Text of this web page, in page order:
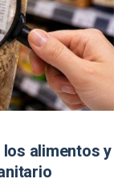
alimentos y